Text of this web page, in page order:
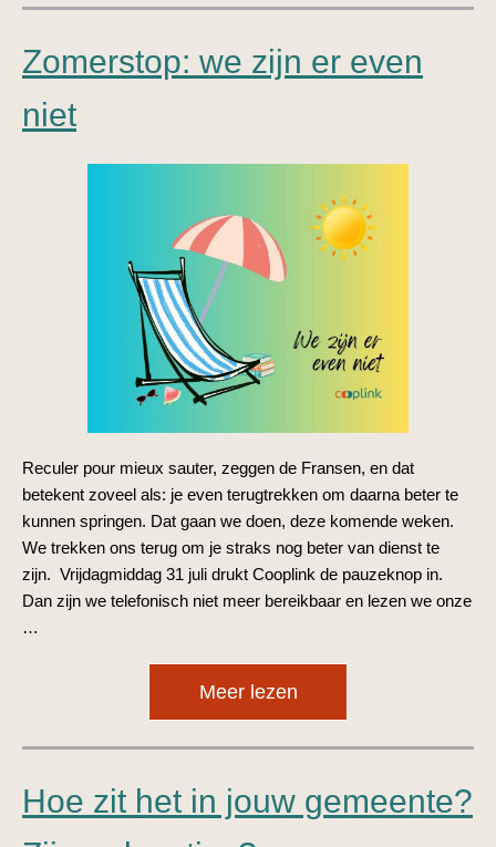
Zomerstop: we zijn er even
niet
Reculer pour mieux sauter, zeggen de Fransen, en dat
betekent zoveel als: je even terugtrekken om daarna beter te
kunnen springen. Dat gaan we doen, deze komende weken.
We trekken ons terug om je straks nog beter van dienst te
zijn. Vrijdagmiddag 31 juli drukt Cooplink de pauzeknop in.
Dan zijn we telefonisch niet meer bereikbaar en lezen we onze
…
Meer lezen
Hoe zit het in jouw gemeente?